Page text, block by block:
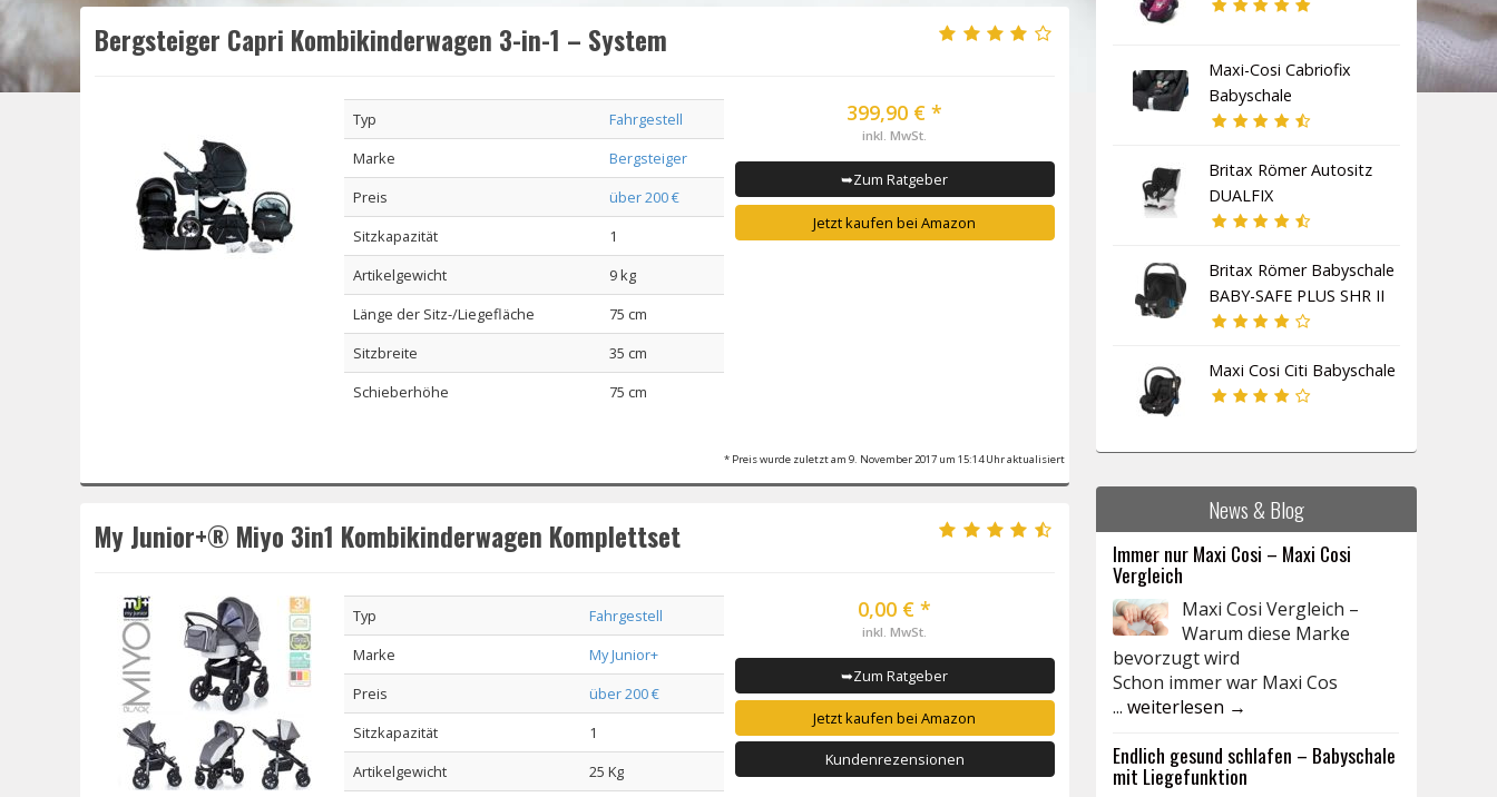
Bergsteiger Capri Kombikinderwagen 3-in-1 – System
Typ
Fahrgestell
Marke
Bergsteiger
Preis
über 200 €
Sitzkapazität
1
Artikelgewicht
9 kg
Länge der Sitz-/Liegefläche
75 cm
Sitzbreite
35 cm
Schieberhöhe
75 cm
399,90 € *
inkl. MwSt.
➥Zum Ratgeber
Jetzt kaufen bei Amazon
* Preis wurde zuletzt am 9. November 2017 um 15:14 Uhr aktualisiert
My Junior+® Miyo 3in1 Kombikinderwagen Komplettset
Typ
Fahrgestell
Marke
My Junior+
Preis
über 200 €
Sitzkapazität
1
Artikelgewicht
25 Kg
0,00 € *
inkl. MwSt.
➥Zum Ratgeber
Jetzt kaufen bei Amazon
Kundenrezensionen
Maxi-Cosi Cabriofix
Babyschale
Britax Römer Autositz
DUALFIX
Britax Römer Babyschale
BABY-SAFE PLUS SHR II
Maxi Cosi Citi Babyschale
News & Blog
Immer nur Maxi Cosi – Maxi Cosi
Vergleich
Maxi Cosi Vergleich –
Warum diese Marke
bevorzugt wird
Schon immer war Maxi Cos
... weiterlesen →
Endlich gesund schlafen – Babyschale
mit Liegefunktion